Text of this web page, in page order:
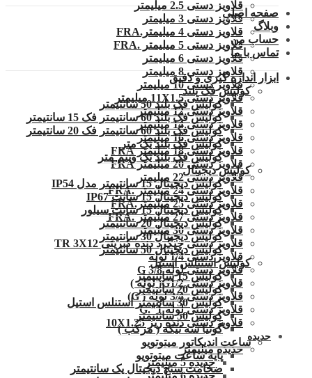
قلاویز دستی 2.5 میلیمتر
قلاویز دستی 3 میلیمتر
قلاویز دستی 4 میلیمتر.FRA
قلاویز دستی 5 میلیمتر .FRA
قلاویز دستی 6 میلیمتر
قلاویز دستی 8 میلیمتر
قلاویز دستی 10 میلیمتر
قلاویز دستی 11X1.5 میلیمتر
قلاویز دستی 12 میلیمتر
قلاویز دستی 14 میلیمتر
قلاویز دستی 16 میلیمتر
قلاویز دستی 18 میلیمتر FRA
قلاویز دستی 20 میلیمتر FRA
قلاویز دستی 22 میلیمتر
قلاویز دستی 24 میلیمتر .FRA
قلاویز دستی 25 میلیمتر.FRA
قلاویز دستی 27 میلیمتر .FRA
قلاویز دستی 30 میلیمتر
قلاویز دستی چپگرد دنده کبریتی TR 3X12
قلاویز دستی 1/4 لوله
قلاویز دستی لوله G 3/8
قلاویز دستی G1/2( لوله )
قلاویز دستی 3/4 لوله ( G)
قلاویز دستی لوله 1″.G
قلاویز دستی دنده ریز 10X1.25
حدیده
حدیده میلیمتر
حدیده 5 میلیمتر
حدیده 6 میلیمتر
صفحه اصلی
وبلاگ
حساب من
تماس با ما
ابزار اندازه گیری و دقیق
کولیس فک بلند
کولیس فک بلند 50 سانتیمتر
کولیس فک بلند 60 سانتیمتر فک 15 سانتیمتر
کولیس فک بلند 60 سانتیمتر فک 20 سانتیمتر
کولیس فک بلند یک متر
کولیس فک بلند یک ونیم متر
کولیس دیجیتال
کولیس دیجیتال 15 سانتیمتر مدل IP54
کولیس دیجیتال 15 سانت IP67
کولیس دیجیتال 15 سانت سیلور
کولیس دیجیتال 20 سانتیمتر
کولیس دیجیتال 30 سانتیمتر
کولیس دیجیتال 50 سانتیمتر
کولیس استنلس استیل
کولیس 15 سانتیمتر
کولیس 20 سانتیمتر
کولیس 30 سانتیمتر استنلس استیل
کولیس 50 سانتیمتر
گونیا سه تیکه ( مرکب )
ساعت اندیکاتور میتوتویو
پایه ساعت میتوتویو
ضخامت سنج دیجیتال یک سانتیمتر